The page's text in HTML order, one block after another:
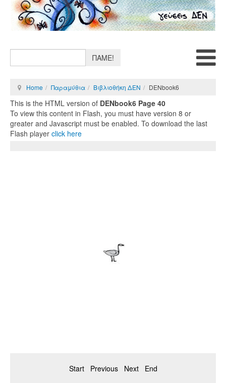
ΠΑΜΕ!
Home Παραμύθια Βιβλιοθήκη ΔΕΝ DENbook6
This is the HTML version of DENbook6 Page 40
To view this content in Flash, you must have version 8 or
greater and Javascript must be enabled. To download the last
Flash player click here
Start Previous Next
End